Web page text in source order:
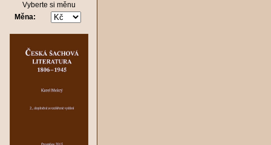
Vyberte si měnu
Měna: